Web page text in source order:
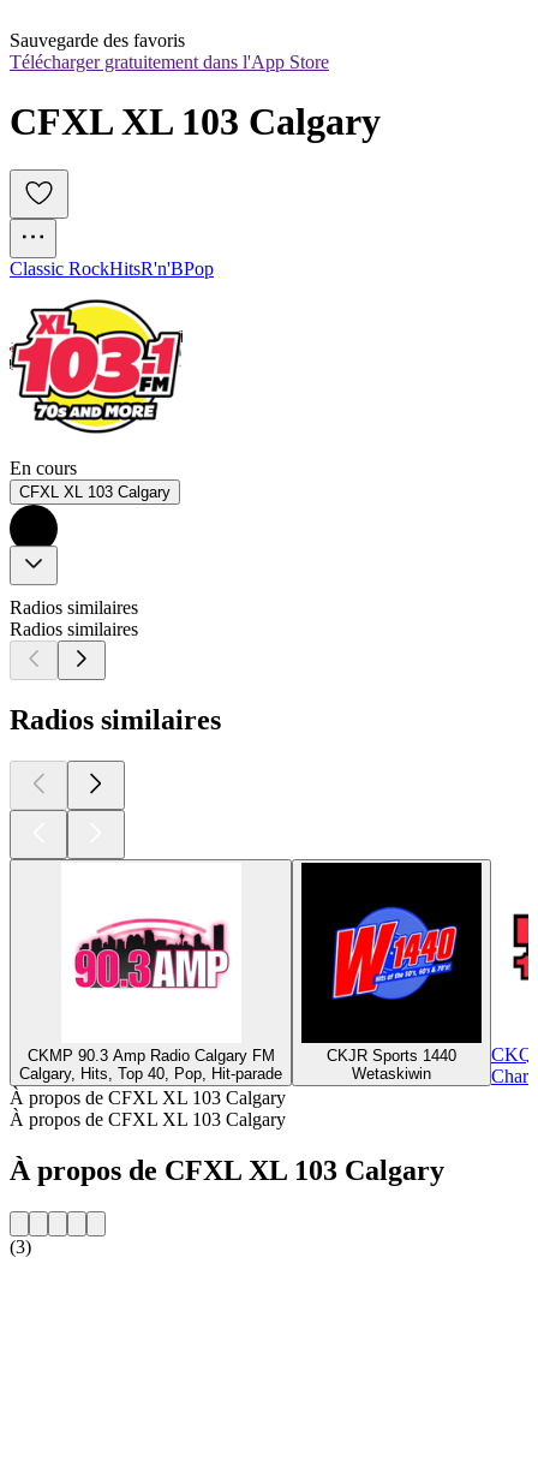
Sauvegarde des favoris
Télécharger gratuitement dans l'App Store
CFXL XL 103 Calgary
Classic RockHitsR'n'BPop
En cours
CFXL XL 103 Calgary
Radios similaires
Radios similaires
Radios similaires
CKMP 90.3 Amp Radio Calgary FM
Calgary, Hits, Top 40, Pop, Hit-parade
CKJR Sports 1440
Wetaskiwin
À propos de CFXL XL 103 Calgary
À propos de CFXL XL 103 Calgary
À propos de CFXL XL 103 Calgary
(3)